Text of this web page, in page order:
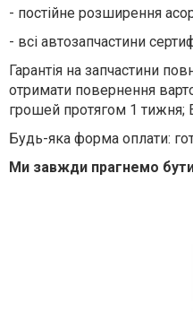
- постійне розширення
- всі автозапчастини
Гарантія на запчастини
отримати повернення
грошей протягом 1 тижня;
Будь-яка форма оплати:
Ми завжди прагнемо